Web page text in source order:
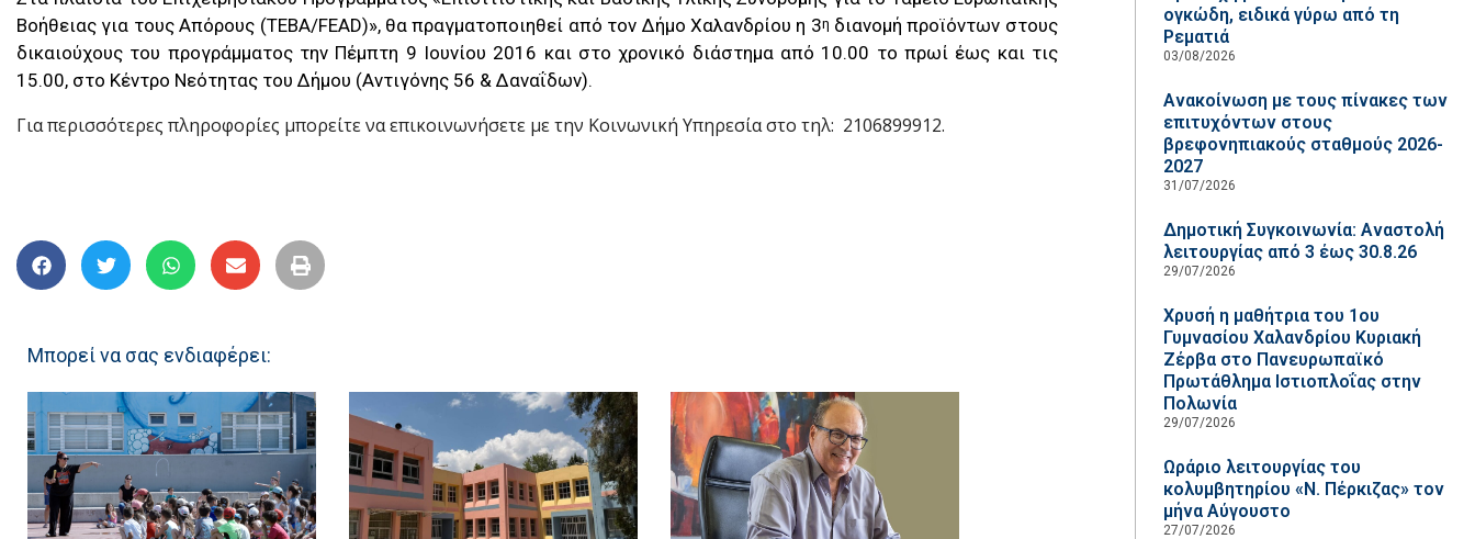
Βοήθειας για τους Απόρους (TEBA/FEAD)», θα πραγματοποιηθεί από τον Δήμο Χαλανδρίου η 3η διανομή προϊόντων στους
δικαιούχους του προγράμματος την Πέμπτη 9 Ιουνίου 2016 και στο χρονικό διάστημα από 10.00 το πρωί έως και τις
15.00, στο Κέντρο Νεότητας του Δήμου (Αντιγόνης 56 & Δαναΐδων).
Για περισσότερες πληροφορίες μπορείτε να επικοινωνήσετε με την Κοινωνική Υπηρεσία στο τηλ: 2106899912.
Μπορεί να σας ενδιαφέρει:
ογκώδη, ειδικά γύρω από τη
Ρεματιά
03/08/2026
Ανακοίνωση με τους πίνακες των
επιτυχόντων στους
βρεφονηπιακούς σταθμούς 2026-
2027
31/07/2026
Δημοτική Συγκοινωνία: Αναστολή
λειτουργίας από 3 έως 30.8.26
29/07/2026
Χρυσή η μαθήτρια του 1ου
Γυμνασίου Χαλανδρίου Κυριακή
Ζέρβα στο Πανευρωπαϊκό
Πρωτάθλημα Ιστιοπλοΐας στην
Πολωνία
29/07/2026
Ωράριο λειτουργίας του
κολυμβητηρίου «Ν. Πέρκιζας» τον
μήνα Αύγουστο
27/07/2026